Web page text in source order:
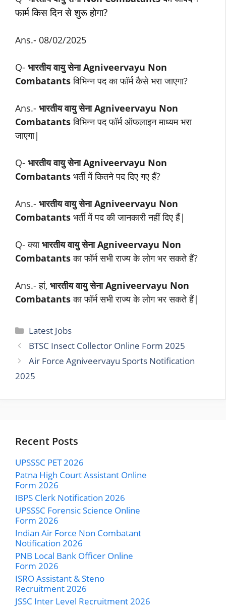
फार्म किस दिन से शुरू होगा?
Ans.- 08/02/2025
Q- भारतीय वायु सेना Agniveervayu Non
Combatantsविभिन्न पद का फॉर्म कैसे भरा जाएगा?
Ans.- भारतीय वायु सेना Agniveervayu Non
Combatantsविभिन्न पद फॉर्म ऑफलाइन माध्यम भरा
जाएगा|
Q- भारतीय वायु सेना Agniveervayu Non
Combatants भर्ती में कितने पद दिए गए हैं?
Ans.- भारतीय वायु सेना Agniveervayu Non
Combatants भर्ती में पद की जानकारी नहीं दिए हैं|
Q- क्याभारतीय वायु सेना Agniveervayu Non
Combatantsका फॉर्म सभी राज्य के लोग भर सकते हैं?
Ans.- हां, भारतीय वायु सेना Agniveervayu Non
Combatantsका फॉर्म सभी राज्य के लोग भर सकते हैं|
Categories
Latest Jobs
BTSC Insect Collector Online Form 2025
Air Force Agniveervayu Sports Notification
2025
Recent Posts
UPSSSC PET 2026
Patna High Court Assistant Online
Form 2026
IBPS Clerk Notification 2026
UPSSSC Forensic Science Online
Form 2026
Indian Air Force Non Combatant
Notification 2026
PNB Local Bank Officer Online
Form 2026
ISRO Assistant & Steno
Recruitment 2026
JSSC Inter Level Recruitment 2026